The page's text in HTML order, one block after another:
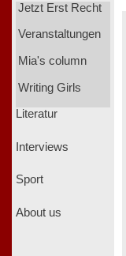
Jetzt Erst Recht
Veranstaltungen
Mia's column
Writing Girls
Literatur
Interviews
Sport
About us